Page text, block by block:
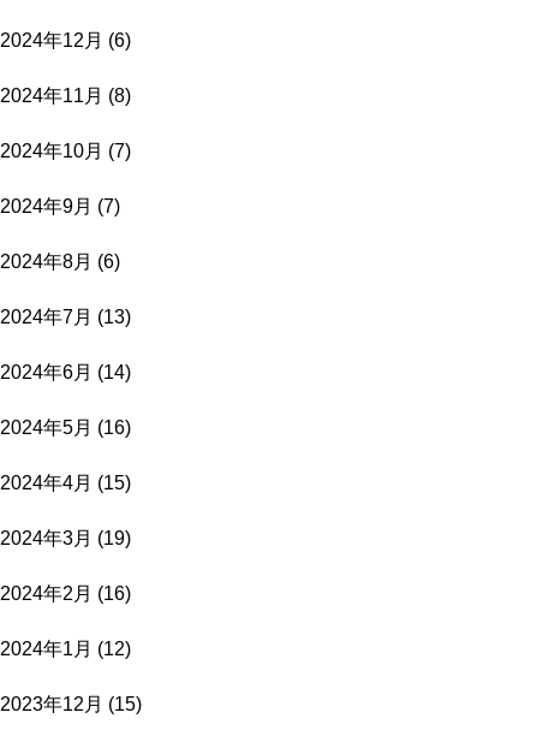
2024年12月 (6)
2024年11月 (8)
2024年10月 (7)
2024年9月 (7)
2024年8月 (6)
2024年7月 (13)
2024年6月 (14)
2024年5月 (16)
2024年4月 (15)
2024年3月 (19)
2024年2月 (16)
2024年1月 (12)
2023年12月 (15)